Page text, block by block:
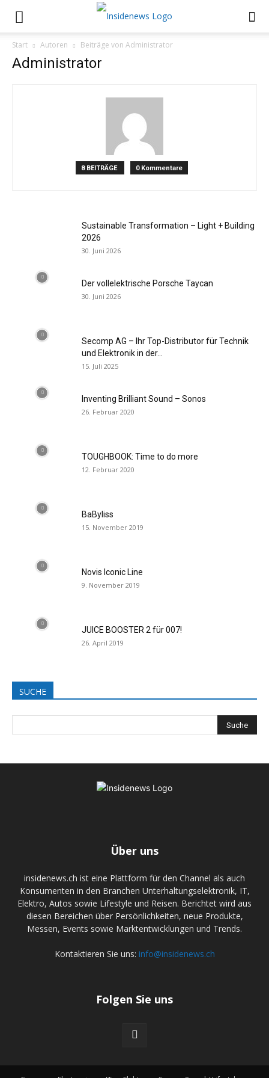
Start Autoren Beiträge von Administrator
Administrator
8 BEITRÄGE 0 Kommentare
Sustainable Transformation – Light + Building
2026
30. Juni 2026
Der vollelektrische Porsche Taycan
30. Juni 2026
Secomp AG – Ihr Top-Distributor für Technik
und Elektronik in der...
15. Juli 2025
Inventing Brilliant Sound – Sonos
26. Februar 2020
TOUGHBOOK: Time to do more
12. Februar 2020
BaByliss
15. November 2019
Novis Iconic Line
9. November 2019
JUICE BOOSTER 2 für 007!
26. April 2019
SUCHE
Über uns
insidenews.ch ist eine Plattform für den Channel als auch
Konsumenten in den Branchen Unterhaltungselektronik, IT,
Elektro, Autos sowie Lifestyle und Reisen. Berichtet wird aus
diesen Bereichen über Persönlichkeiten, neue Produkte,
Messen, Events sowie Marktentwicklungen und Trends.
Kontaktieren Sie uns: info@insidenews.ch
Folgen Sie uns